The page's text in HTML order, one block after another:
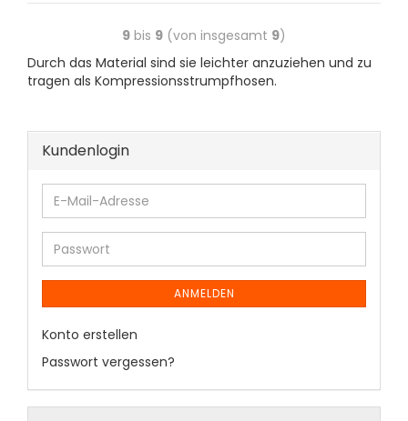
9 bis 9 (von insgesamt 9)
Durch das Material sind sie leichter anzuziehen und zu
tragen als Kompressionsstrumpfhosen.
Kundenlogin
ANMELDEN
Konto erstellen
Passwort vergessen?